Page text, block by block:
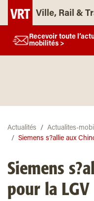
Ville, Rail &
Recevoir toute
mobilités >
Actualités
Actualites-
Siemens s?allie aux
Siemens
pour la